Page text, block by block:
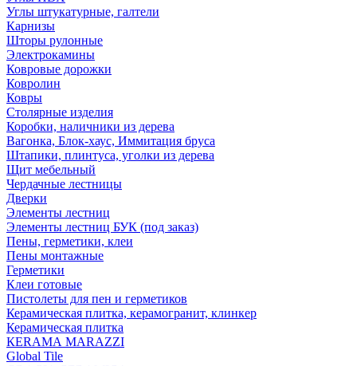
Углы штукатурные, галтели
Карнизы
Шторы рулонные
Электрокамины
Ковровые дорожки
Ковролин
Ковры
Столярные изделия
Коробки, наличники из дерева
Вагонка, Блок-хаус, Иммитация бруса
Штапики, плинтуса, уголки из дерева
Щит мебельный
Чердачные лестницы
Дверки
Элементы лестниц
Элементы лестниц БУК (под заказ)
Пены, герметики, клеи
Пены монтажные
Герметики
Клеи готовые
Пистолеты для пен и герметиков
Керамическая плитка, керамогранит, клинкер
Керамическая плитка
КЕRАМА MARAZZI
Global Tile